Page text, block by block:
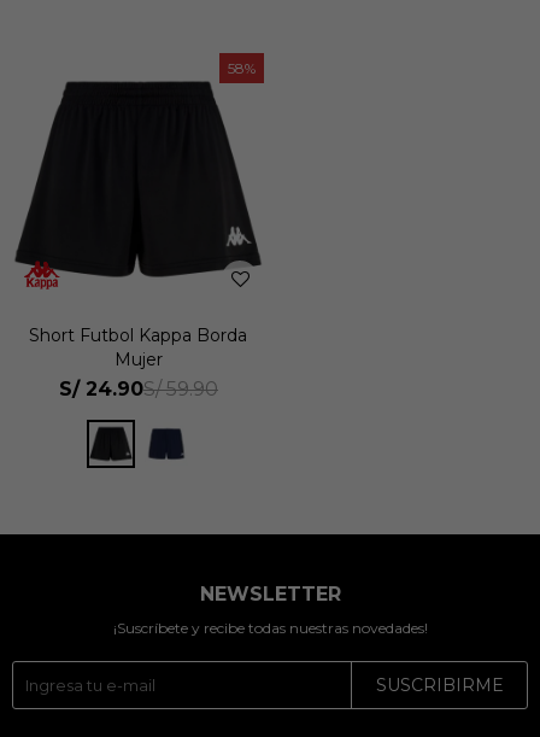
58
Short Futbol Kappa Borda
Mujer
S/ 24.90S/ 59.90
NEWSLETTER
¡Suscríbete y recibe todas nuestras novedades!
SUSCRIBIRME